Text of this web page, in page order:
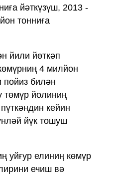
йәткүзүш, 2013 -
тонниға
йили йөткәп
4 милйон
пойиз билән
төмүр йолиниң
кейин
йүк тошуш
уйғур елиниң көмүр
ечиш вә